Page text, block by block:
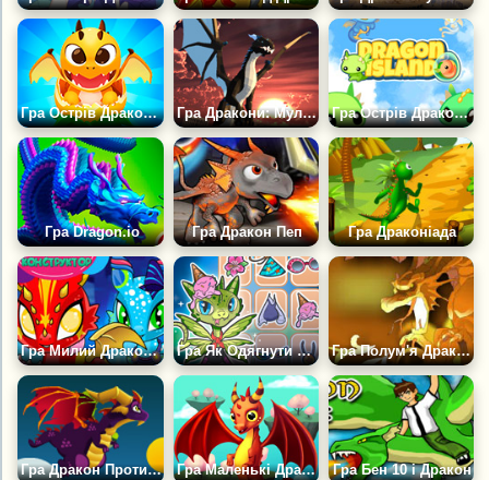
Гра Острів Драконів 2 Гра Дракони: Мультиплеєр Гра Острів Драконів
Гра Dragon.io Гра Дракон Пеп Гра Драконіада
Гра Милий Дракончик: Конструктор Гра Як Одягнути Свого Дракона Гра Полум'я Дракона 2
Гра Дракон Проти Монстрів Гра Маленькі Дракони Гра Бен 10 і Дракон